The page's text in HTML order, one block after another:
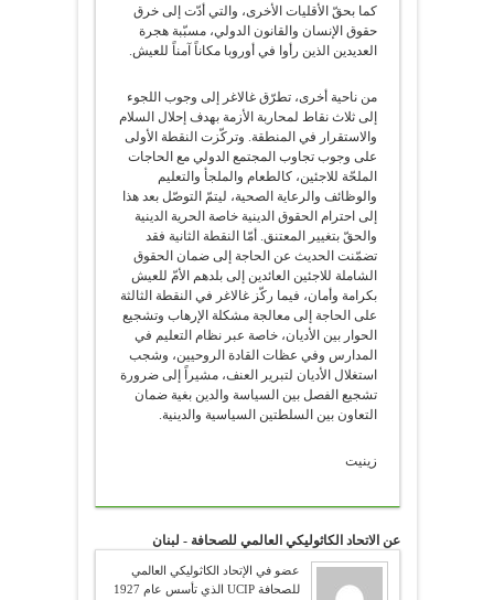
كما بحقّ الأقليات الأخرى، والتي أدّت إلى خرق
حقوق الإنسان والقانون الدولي، مسبّبة هجرة
العديدين الذين رأوا في أوروبا مكاناً آمناً للعيش.
من ناحية أخرى، تطرّق غالاغر إلى وجوب اللجوء
إلى ثلاث نقاط لمحاربة الأزمة بهدف إحلال السلام
والاستقرار في المنطقة. وتركّزت النقطة الأولى
على وجوب تجاوب المجتمع الدولي مع الحاجات
الملحّة للاجئين، كالطعام والملجأ والتعليم
والوظائف والرعاية الصحية، ليتمّ التوصّل بعد هذا
إلى احترام الحقوق الدينية خاصة الحرية الدينية
والحقّ بتغيير المعتنق. أمّا النقطة الثانية فقد
تضمّنت الحديث عن الحاجة إلى ضمان الحقوق
الشاملة للاجئين العائدين إلى بلدهم الأمّ للعيش
بكرامة وأمان، فيما ركّز غالاغر في النقطة الثالثة
على الحاجة إلى معالجة مشكلة الإرهاب وتشجيع
الحوار بين الأديان، خاصة عبر نظام التعليم في
المدارس وفي عظات القادة الروحيين، وشجب
استغلال الأديان لتبرير العنف، مشيراً إلى ضرورة
تشجيع الفصل بين السياسة والدين بغية ضمان
التعاون بين السلطتين السياسية والدينية.
زينيت
عن الاتحاد الكاثوليكي العالمي للصحافة - لبنان
عضو في الإتحاد الكاثوليكي العالمي
للصحافة UCIP الذي تأسس عام 1927